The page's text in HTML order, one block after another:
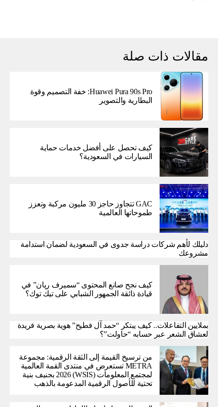
مقالات ذات صلة
Huawei Pura 90s Pro: خفة التصميم وقوة
البطارية والتصوير
كيف تحصل على أفضل خدمات حماية
السيارات في السعودية؟
GAC تتجاوز حاجز 30 مليون مركبة وتعزز
طموحاتها العالمية
دليلك لأهم شركات دراسة جدوى في السعودية لضمان استدامة
مشروعك
كيف نجح صانع المحتوى “سميرف ريان” في
قيادة ذائقة الجمهور الشبابي على تيك توك؟
بملايين التفاعلات.. كيف يبتكر “حمد آل فطيح” هوية بصرية فريدة
لعشاق الشعر عبر حسابه “حاولت”؟
من ترسيخ القيمة إلى الثقة الرقمية: مجموعة
METRA تستعرض في منتدى القمة العالمية
لمجتمع المعلومات (WSIS) 2026 بجنيف بنية
تحتية للأصول الرقمية المدعومة بالذهب